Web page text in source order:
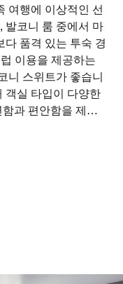
여행에 이상적인 선
발코니 룸 중에서 마
다 품격 있는 투숙 경
이용을 제공하는
니 스위트가 좋습니
객실 타입이 다양한
과 편안함을 제공
까지, 새롭게 선보
어디에도 없는 잊